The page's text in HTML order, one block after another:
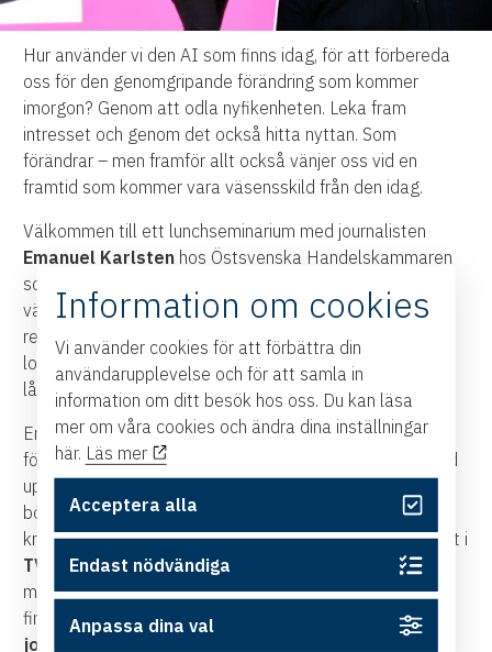
Hur använder vi den AI som finns idag, för att förbereda
oss för den genomgripande förändring som kommer
imorgon? Genom att odla nyfikenheten. Leka fram
intresset och genom det också hitta nyttan. Som
förändrar – men framför allt också vänjer oss vid en
framtid som kommer vara väsensskild från den idag.
Välkommen till ett lunchseminarium med journalisten
Emanuel Karlsten hos Östsvenska Handelskammaren
som förutom AI kommer att prata om digitalisering: I en
värld där auktoriteter och fakta tappat betydelse har
relationer blivit vår viktigaste valuta. Det förändrar
logiken för hur företag och organisationer bygger en
långsiktig, framgångsrik närvaro på nätet.
Emanuel Karlsten är en av Sveriges mest anlitade
föreläsare om digitalisering, AI och sociala medier. Bland
uppdragsgivare finns både internationella konferenser,
börsnoterade bolag och ideella föreningar. Karlsten är
krönikör iGöteborgsposten, förklarar saker om internet i
TV4 Nyhetsmorgon. Driver Sveriges största podd om
medier,Mediepoddenoch gör journalistik på denna sajt
finansierad av läsare – något som belönats medStora
journalistpriset
Information om cookies
Vi använder cookies för att förbättra din
användarupplevelse och för att samla in
information om ditt besök hos oss. Du kan läsa
mer om våra cookies och ändra dina inställningar
här. Läs mer
Acceptera alla
Endast nödvändiga
Anpassa dina val